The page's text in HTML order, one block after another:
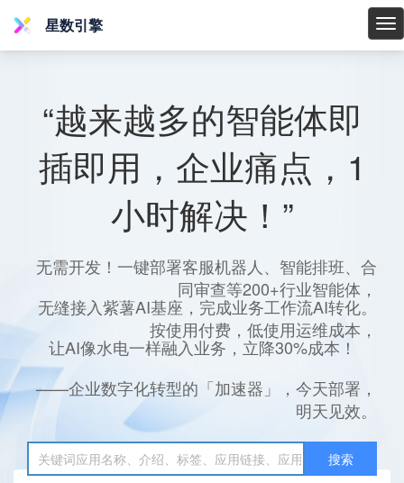
星
星数引擎
“越来越多的智能体即
插即用，企业痛点，1
小时解决！”
无需开发！一键部署客服机器人、智能排班、合
同审查等200+行业智能体，
无缝接入紫薯AI基座，完成业务工作流AI转化。
按使用付费，低使用运维成本，
让AI像水电一样融入业务，立降30%成本！
——企业数字化转型的「加速器」，今天部署，
明天见效。
搜索